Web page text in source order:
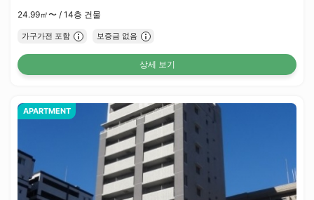
24.99㎡〜 / 14층 건물
가구가전 포함 보증금 없음
상세 보기
APARTMENT